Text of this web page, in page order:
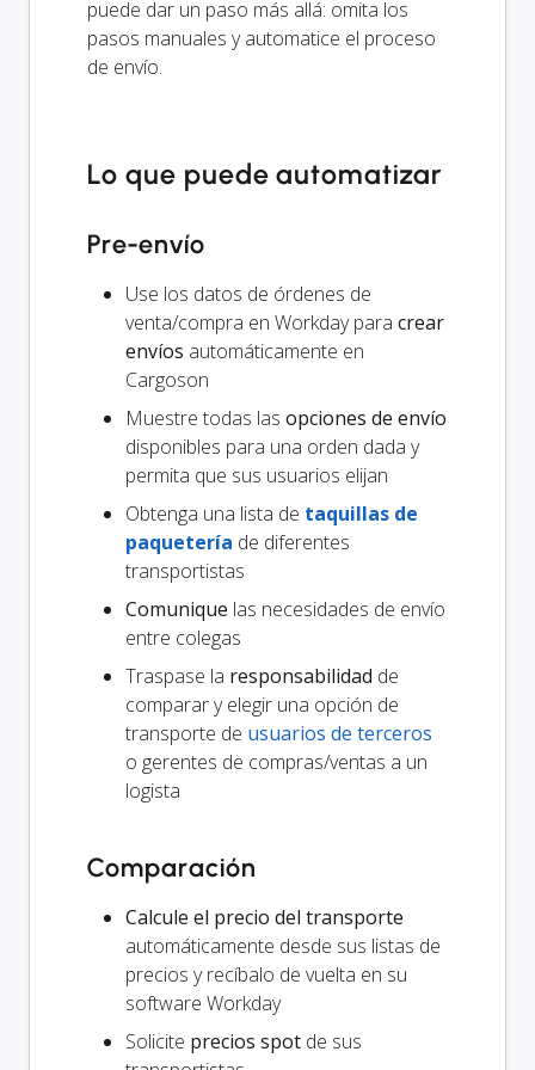
puede dar un paso más allá: omita los
pasos manuales y automatice el proceso
de envío.
Lo que puede automatizar
Pre-envío
Use los datos de órdenes de
venta/compra en Workday para crear
envíos automáticamente en
Cargoson
Muestre todas las opciones de envío
disponibles para una orden dada y
permita que sus usuarios elijan
Obtenga una lista de taquillas de
paquetería de diferentes
transportistas
Comunique las necesidades de envío
entre colegas
Traspase la responsabilidad de
comparar y elegir una opción de
transporte de usuarios de terceros
o gerentes de compras/ventas a un
logista
Comparación
Calcule el precio del transporte
automáticamente desde sus listas de
precios y recíbalo de vuelta en su
software Workday
Solicite precios spot de sus